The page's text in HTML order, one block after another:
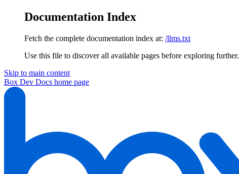
Documentation Index
Fetch the complete documentation index at: /llms.txt
Use this file to discover all available pages before exploring further.
Skip to main content
Box Dev Docs home page